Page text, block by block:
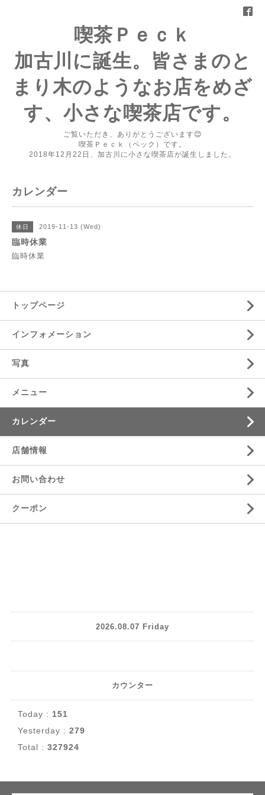
喫茶Ｐｅｃｋ
加古川に誕生。皆さまのと
まり木のようなお店をめざ
す、小さな喫茶店です。
ご覧いただき、ありがとうございます😊
喫茶Ｐｅｃｋ（ペック）です。
2018年12月22日、加古川に小さな喫茶店が誕生しました。
カレンダー
休日 2019-11-13 (Wed)
臨時休業
臨時休業
トップページ
インフォメーション
写真
メニュー
カレンダー
店舗情報
お問い合わせ
クーポン
2026.08.07 Friday
カウンター
Today : 151
Yesterday : 279
Total : 327924